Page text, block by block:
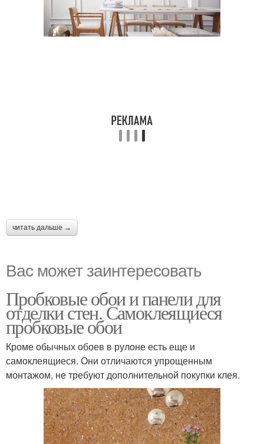
читать дальше →
Вас может заинтересовать
Пробковые обои и панели для
отделки стен. Самоклеящиеся
пробковые обои
Кроме обычных обоев в рулоне есть еще и
самоклеящиеся. Они отличаются упрощенным
монтажом, не требуют дополнительной покупки клея.